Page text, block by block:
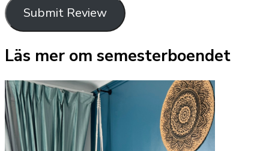
Submit Review
Läs mer om semesterboendet